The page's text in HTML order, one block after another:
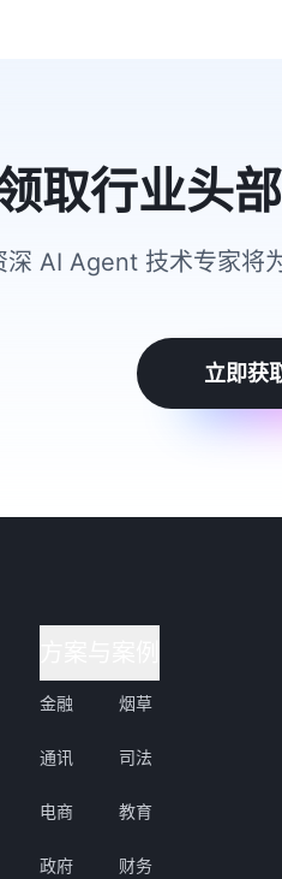
取行业头
深 AI Agent 技术专家将
立即获
金融
通讯
电商
政府
烟草
司法
教育
财务